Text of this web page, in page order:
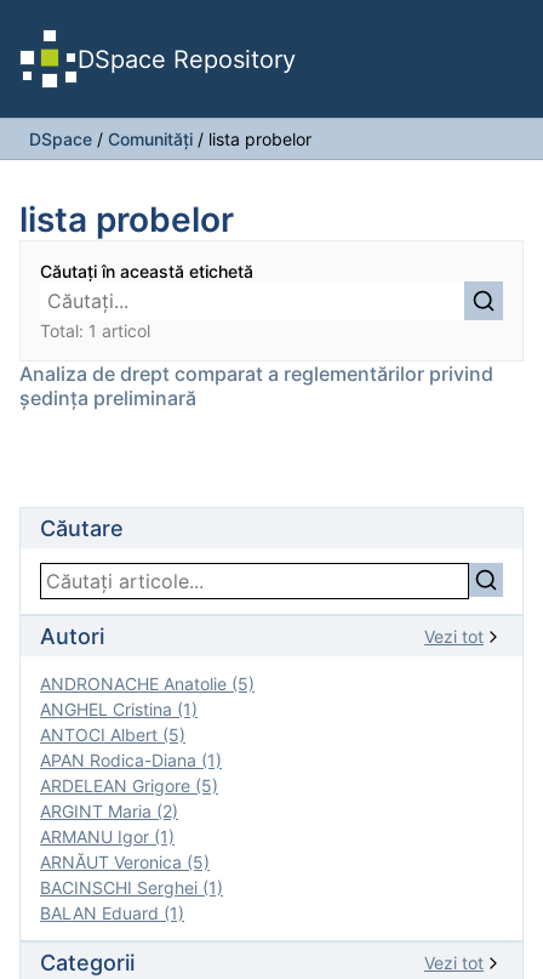
DSpace Repository
DSpace / Comunități / lista probelor
lista probelor
Căutați în această etichetă
Total: 1 articol
Analiza de drept comparat a reglementărilor privind
ședința preliminară
Căutare
Autori Vezi tot
ANDRONACHE Anatolie (5)
ANGHEL Cristina (1)
ANTOCI Albert (5)
APAN Rodica-Diana (1)
ARDELEAN Grigore (5)
ARGINT Maria (2)
ARMANU Igor (1)
ARNĂUT Veronica (5)
BACINSCHI Serghei (1)
BALAN Eduard (1)
Categorii Vezi tot